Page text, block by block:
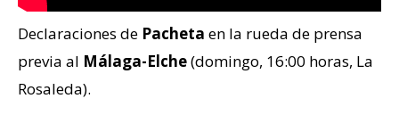
Declaraciones de Pacheta en la rueda de prensa
previa al Málaga-Elche(domingo, 16:00 horas, La
Rosaleda).